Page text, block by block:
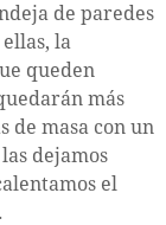
de paredes
la
queden
más
de masa con un
dejamos
el